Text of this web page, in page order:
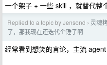
一个架子 + 一些 skill ，就替代整
Replied to a topic by Jensond › 灵魂
了，那我现在还迭代个锤子啊
经常看到想笑的言论，主流 agent